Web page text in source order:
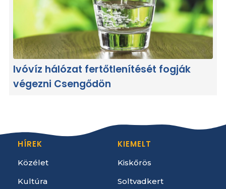
Ivóvíz hálózat fertőtlenítését fogják
végezni Csengődön
HÍREK
Közélet
Kultúra
KIEMELT
Kiskőrös
Soltvadkert